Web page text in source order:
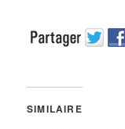
SIMILAIRE